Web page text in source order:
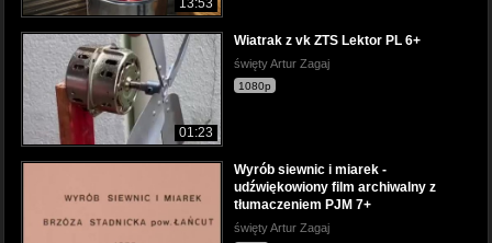
13:53
01:23
Wiatrak z vk ZTS Lektor PL 6+
święty Artur Zagaj
1080p
Wyrób siewnic i miarek -
udźwiękowiony film archiwalny z
tłumaczeniem PJM 7+
święty Artur Zagaj